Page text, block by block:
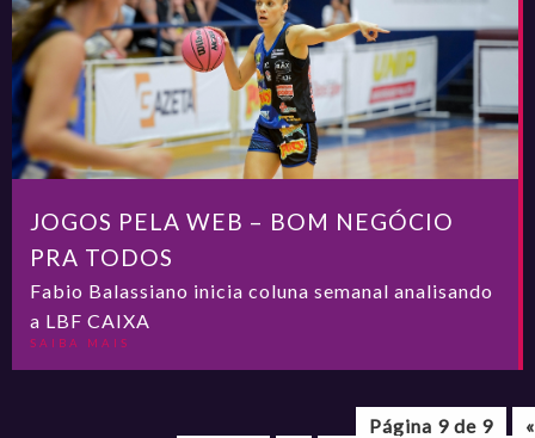
JOGOS PELA WEB – BOM NEGÓCIO
PRA TODOS
Fabio Balassiano inicia coluna semanal analisando
a LBF CAIXA
SAIBA MAIS
Página 9 de 9
«